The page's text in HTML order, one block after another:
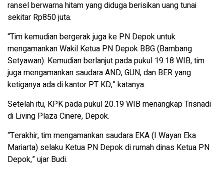
ransel berwarna hitam yang diduga berisikan uang tunai
sekitar Rp850 juta.
“Tim kemudian bergerak juga ke PN Depok untuk
mengamankan Wakil Ketua PN Depok BBG (Bambang
Setyawan). Kemudian berlanjut pada pukul 19.18 WIB, tim
juga mengamankan saudara AND, GUN, dan BER yang
ketiganya ada di kantor PT KD,” katanya.
Setelah itu, KPK pada pukul 20.19 WIB menangkap Trisnadi
di Living Plaza Cinere, Depok.
“Terakhir, tim mengamankan saudara EKA (I Wayan Eka
Mariarta) selaku Ketua PN Depok di rumah dinas Ketua PN
Depok,” ujar Budi.